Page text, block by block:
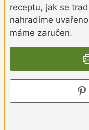
receptu, jak se
nahradíme
máme zaručen.